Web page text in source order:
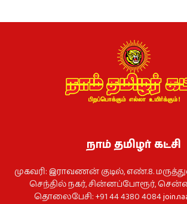
நாம் தமிழர் கட்சி
முகவரி: இராவணன் குடில், எண்.8.
செந்தில் நகர், சின்னப்போரூர்,
தொலைபேசி: +91 44 4380 4084